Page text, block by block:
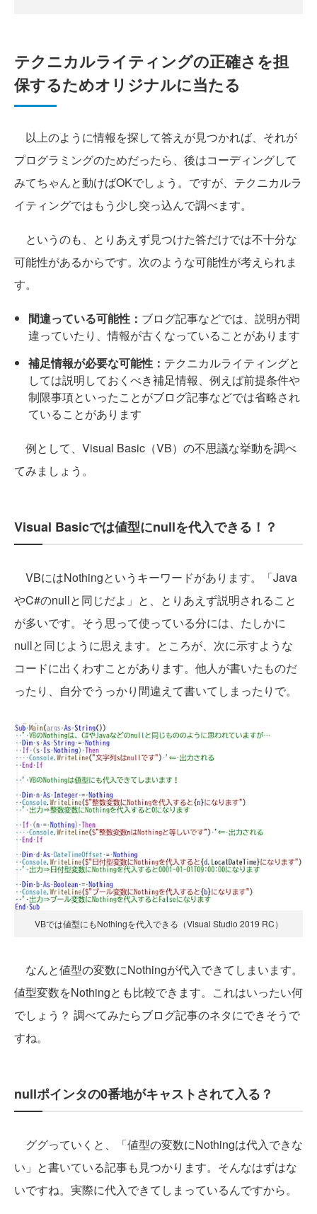
テクニカルライティングの正確さを担
保するためオリジナルに当たる
以上のように情報を探して答えが見つかれば、それが
プログラミングのためだったら、後はコーディングして
みてちゃんと動けばOKでしょう。ですが、テクニカルラ
イティングではもう少し突っ込んで調べます。
というのも、とりあえず見つけた答だけでは不十分な
可能性があるからです。次のような可能性が考えられま
す。
間違っている可能性： ブログ記事などでは、説明が間
違っていたり、情報が古くなっていることがあります
補足情報が必要な可能性： テクニカルライティングと
しては説明しておくべき補足情報、例えば前提条件や
制限事項といったことがブログ記事などでは省略され
ていることがあります
例として、Visual Basic（VB）の不思議な挙動を調べ
てみましょう。
Visual Basicでは値型にnullを代入できる！？
VBにはNothingというキーワードがあります。「Java
やC#のnullと同じだよ」と、とりあえず説明されること
が多いです。そう思って使っている分には、たしかに
nullと同じように思えます。ところが、次に示すような
コードに出くわすことがあります。他人が書いたものだ
ったり、自分でうっかり間違えて書いてしまったりで。
VBでは値型にもNothingを代入できる（Visual Studio 2019 RC）
なんと値型の変数にNothingが代入できてしまいます。
値型変数をNothingとも比較できます。これはいったい何
でしょう？ 調べてみたらブログ記事のネタにできそうで
すね。
nullポインタの0番地がキャストされて入る？
ググっていくと、「値型の変数にNothingは代入できな
い」と書いている記事も見つかります。そんなはずはな
いですね。実際に代入できてしまっているんですから。